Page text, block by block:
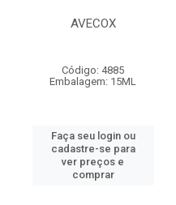
AVECOX
Código: 4885
Embalagem: 15ML
Faça seu login ou
cadastre-se para
ver preços e
comprar